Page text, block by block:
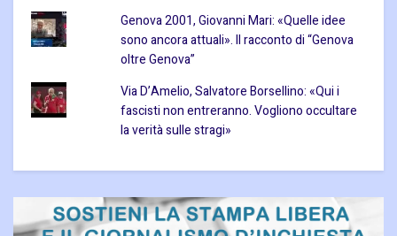
Genova 2001, Giovanni Mari: «Quelle idee
sono ancora attuali». Il racconto di “Genova
oltre Genova”
Via D’Amelio, Salvatore Borsellino: «Qui i
fascisti non entreranno. Vogliono occultare
la verità sulle stragi»